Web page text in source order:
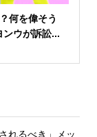
何を偉そう
ンウが訴訟...
れるべき」メッ